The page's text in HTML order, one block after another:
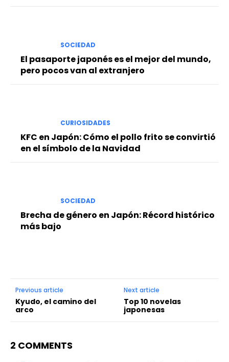
SOCIEDAD
El pasaporte japonés es el mejor del mundo,
pero pocos van al extranjero
CURIOSIDADES
KFC en Japón: Cómo el pollo frito se convirtió
en el símbolo de la Navidad
SOCIEDAD
Brecha de género en Japón: Récord histórico
más bajo
Previous article
Kyudo, el camino del
arco
Next article
Top 10 novelas
japonesas
2 COMMENTS